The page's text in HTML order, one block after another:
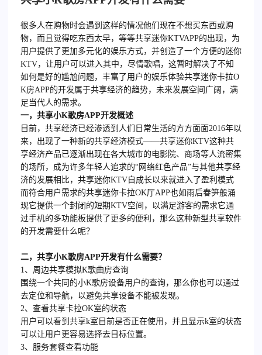
很多人在购物时会遇到这样的情况他们现在不想买东西或购
物，而且觉得吃东西太早，等等共享迷你KTVAPP的出现，为
用户提供了更加多元化的娱乐方式，并创造了一个方便的迷你
KTV，让用户可以进入其中，尽情歌唱，这暂时解决了不知
如何是好的尴尬问题，丰富了用户的娱乐体验共享迷你卡拉O
K房APP的开发属于共享经济的趋势，未来发展空间广阔，满
足当代人的需求。
一，共享小K歌房APP开发概述
目前，共享经济已经渗透到人们日常生活的方方面面2016年以
来，出现了一种新的共享经济模式——共享迷你KTV这种共
享经济产品已逐渐出现在各大城市的电影院、商场等人流密集
的场所，成为许多年轻人追求的“网络红色产品”与其他共享经
济的发展相比，共享迷你KTV自成长以来就进入了盈利模式
而符合用户需求的共享迷你卡拉OK厅APP也如雨后春笋般涌
现它提供一个封闭的短期KTV空间，以满足游客的需求它通
过手机的多功能板提供了更多的便利，那么这种新型共享软件
的开发需要什么呢？
二，共享小K歌房APP开发有什么需要？
1、周边共享模拟K歌曲房查询
围绕一个共同的小K歌房设备用户的查询，那么你也可以通过
去定位和导航，以避免共享设备不能被发现。
2、查看共享卡拉OK室的状态
用户可以看到共享k室目前是否正在使用，并且显示k室的状态
可以让用户更容易选择去目标位置。
3、服务套餐查看功能